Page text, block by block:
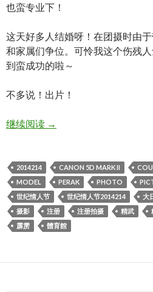
也蛮专业下！
这天好多人结婚呀！在团摄时由
和家属们争位。可怜我这个伤残
到蛮成功的啦～
不多说！出片！
继续阅读世纪情人节2014214，注
→
2014214 CANON 5D MARK II
MODEL
PERAK PHOTO
世纪情人节
世纪情人节2014214 大
摄影
注册 注册拍摄 精武
霹雳
體育館